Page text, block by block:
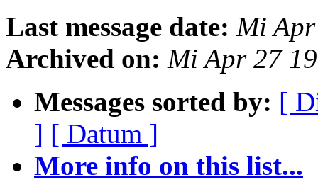
Last message date: Mi
Archived on: Mi Apr 27
Messages sorted by: [
] [ Datum ]
More info on this list...